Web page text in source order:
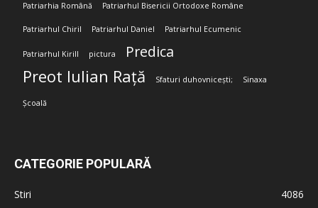
Patriarhia Română Patriarhul Bisericii Ortodoxe Române
Patriarhul Chiril Patriarhul Daniel Patriarhul Ecumenic
Patriarhul Kirill pictura Predica
Preot Iulian Rață Sfaturi duhovnicești; Sinaxa
Școală
CATEGORIE POPULARĂ
Stiri
4086